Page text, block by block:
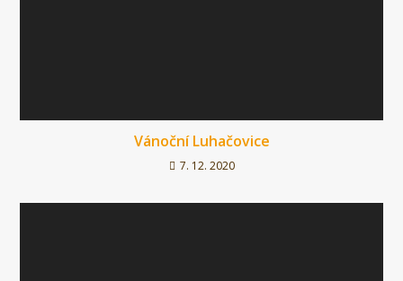
Vánoční Luhačovice
7. 12. 2020